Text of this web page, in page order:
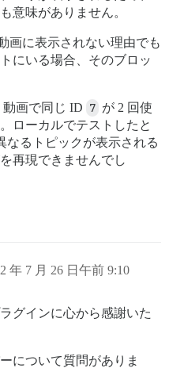
意味がありません。
画に表示されない理由でも
にいる場合、そのブロッ
画で同じ ID 7 が 2 回使
ローカルでテストしたと
なるトピックが表示される
再現できませんでし
年 7 月 26 日午前 9:10
グインに心から感謝いた
について質問がありま